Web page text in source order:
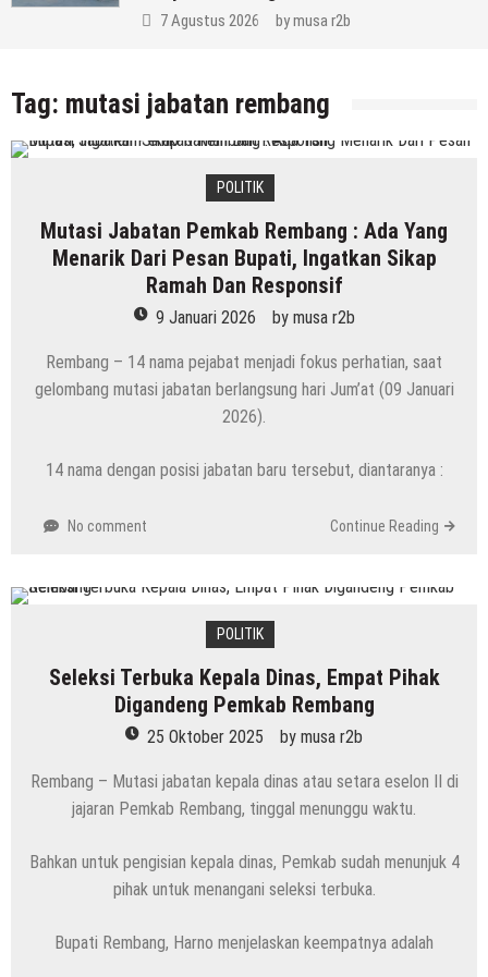
7 Agustus 2026 bymusa r2b
Tag: mutasi jabatan rembang
POLITIK
Mutasi Jabatan Pemkab Rembang : Ada Yang
Menarik Dari Pesan Bupati, Ingatkan Sikap
Ramah Dan Responsif
9 Januari 2026 by musa r2b
Rembang – 14 nama pejabat menjadi fokus perhatian, saat
gelombang mutasi jabatan berlangsung hari Jum’at (09 Januari
2026).
14 nama dengan posisi jabatan baru tersebut, diantaranya :
No comment Continue Reading
POLITIK
Seleksi Terbuka Kepala Dinas, Empat Pihak
Digandeng Pemkab Rembang
25 Oktober 2025 by musa r2b
Rembang – Mutasi jabatan kepala dinas atau setara eselon II di
jajaran Pemkab Rembang, tinggal menunggu waktu.
Bahkan untuk pengisian kepala dinas, Pemkab sudah menunjuk 4
pihak untuk menangani seleksi terbuka.
Bupati Rembang, Harno menjelaskan keempatnya adalah